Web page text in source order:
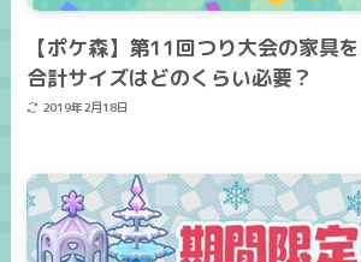
【ポケ森】第11回つり大会の家具
合計サイズはどのくらい必要？
2019年2月18日